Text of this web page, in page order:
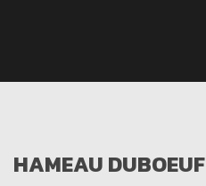
HAMEAU DUBOEUF